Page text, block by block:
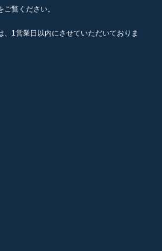
覧ください。
、1営業日以内にさせていただいておりま